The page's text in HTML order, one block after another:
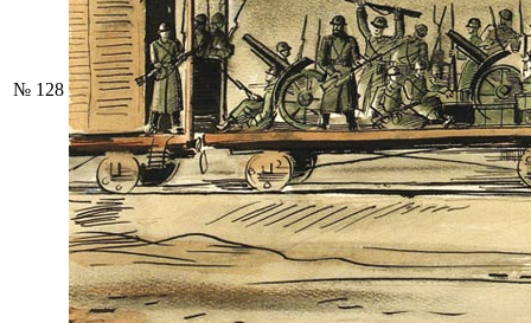
№ 128